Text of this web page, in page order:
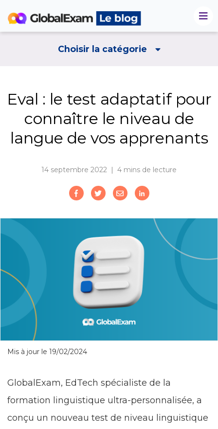
Choisir la catégorie
Eval : le test adaptatif pour
connaître le niveau de
langue de vos apprenants
14 septembre 2022 | 4 mins de lecture
Mis à jour le 19/02/2024
GlobalExam, EdTech spécialiste de la
formation linguistique ultra-personnalisée, a
conçu un nouveau test de niveau linguistique